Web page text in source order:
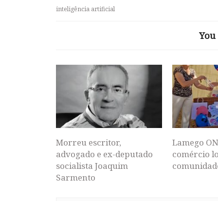
inteligência artificial
Morreu escritor,
advogado e ex-deputado
socialista Joaquim
Sarmento
Lamego
comércio